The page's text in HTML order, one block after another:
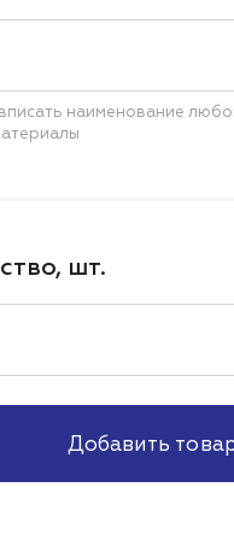
наименование
шт.
Добавить